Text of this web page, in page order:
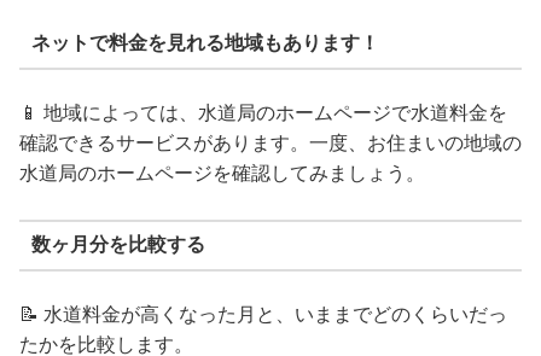
ネットで料金を見れる地域もあります！
📱 地域によっては、水道局のホームページで水道料金を
確認できるサービスがあります。一度、お住まいの地域の
水道局のホームページを確認してみましょう。
数ヶ月分を比較する
📝 水道料金が高くなった月と、いままでどのくらいだっ
たかを比較します。